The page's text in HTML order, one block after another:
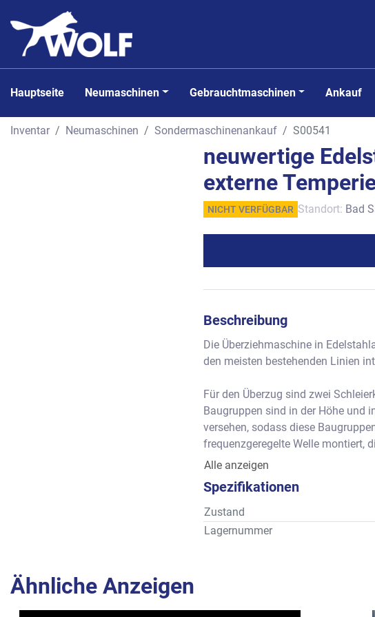
Hauptseite Neumaschinen Gebrauchtmaschinen Ankauf
Inventar Neumaschinen Sondermaschinenankauf S00541
neuwertige
externe
NICHT VERFÜGBAR Standort: Bad
Beschreibung
Die Überziehmaschine in
den meisten bestehenden Linien
Für den Überzug sind zwei
Baugruppen sind in der Höhe und
versehen, sodass diese
frequenzgeregelte Welle montiert,
Abstreifer bei Bedarf der
Der Unterbau der
erleichtern. Im Arbeitsbereich der
Warmwasserversorgung montiert.
Alle anzeigen
Spezifikationen
Zustand
Lagernummer
Ähnliche Anzeigen